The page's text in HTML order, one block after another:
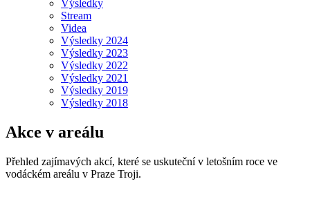
Výsledky
Stream
Videa
Výsledky 2024
Výsledky 2023
Výsledky 2022
Výsledky 2021
Výsledky 2019
Výsledky 2018
Akce v areálu
Přehled zajímavých akcí, které se uskuteční v letošním roce ve
vodáckém areálu v Praze Troji.